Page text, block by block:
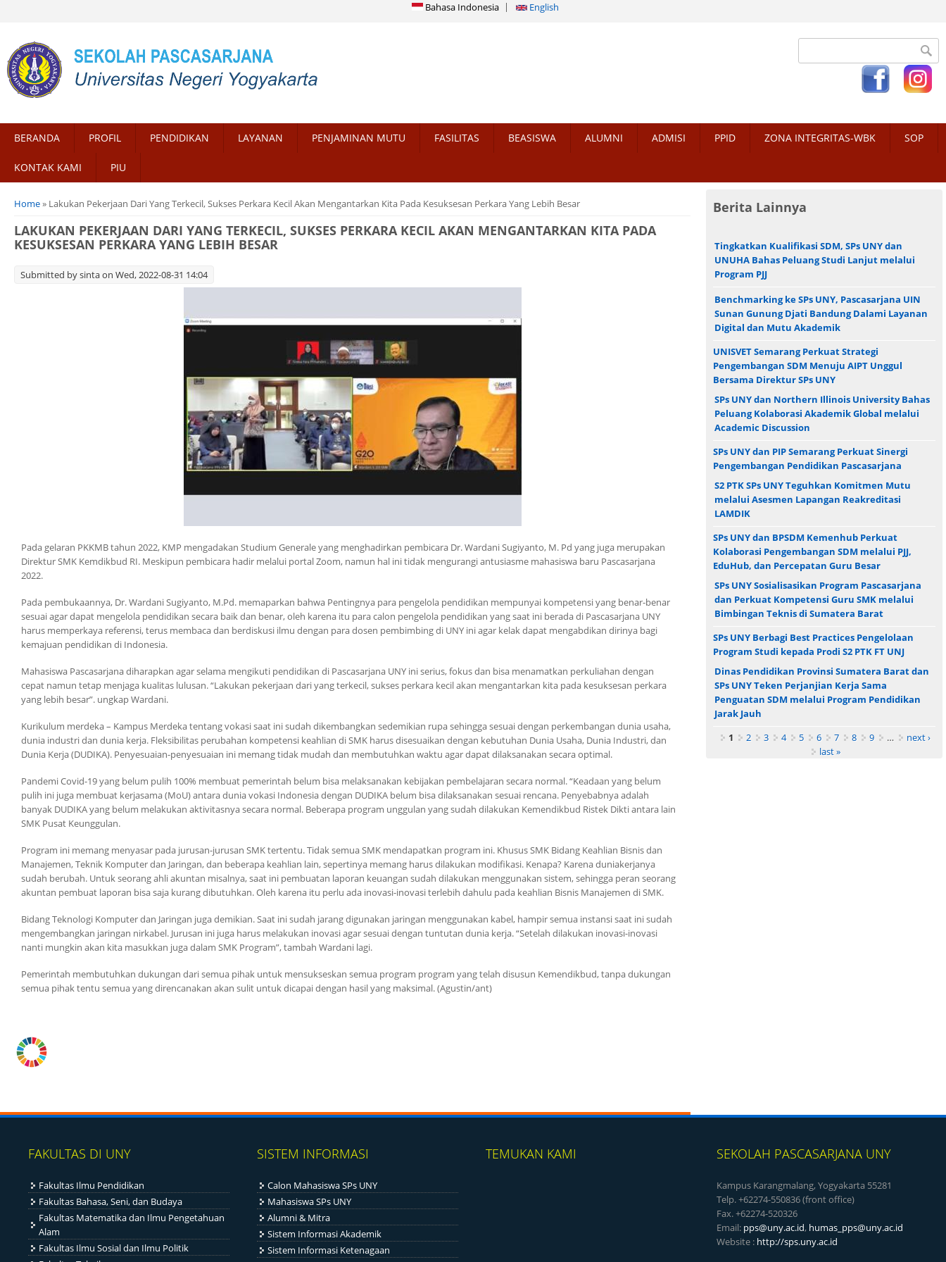
Bahasa Indonesia English
Search form
BERANDA PROFIL PENDIDIKAN LAYANAN PENJAMINAN MUTU FASILITAS BEASISWA ALUMNI ADMISI PPID ZONA INTEGRITAS-WBK SOP
KONTAK KAMI PIU
You are here
Home» Lakukan Pekerjaan Dari Yang Terkecil, Sukses Perkara Kecil Akan Mengantarkan Kita Pada Kesuksesan Perkara Yang Lebih Besar
LAKUKAN PEKERJAAN DARI YANG TERKECIL, SUKSES PERKARA KECIL AKAN MENGANTARKAN KITA PADA
KESUKSESAN PERKARA YANG LEBIH BESAR
Submitted bysintaon Wed, 2022-08-31 14:04
Pada gelaran PKKMB tahun 2022, KMP mengadakan Studium Generale yang menghadirkan pembicara Dr. Wardani Sugiyanto, M. Pd yang juga merupakan
Direktur SMK Kemdikbud RI. Meskipun pembicara hadir melalui portal Zoom, namun hal ini tidak mengurangi antusiasme mahasiswa baru Pascasarjana
2022.
Pada pembukaannya, Dr. Wardani Sugiyanto, M.Pd. memaparkan bahwa Pentingnya para pengelola pendidikan mempunyai kompetensi yang benar-benar
sesuai agar dapat mengelola pendidikan secara baik dan benar, oleh karena itu para calon pengelola pendidikan yang saat ini berada di Pascasarjana UNY
harus memperkaya referensi, terus membaca dan berdiskusi ilmu dengan para dosen pembimbing di UNY ini agar kelak dapat mengabdikan dirinya bagi
kemajuan pendidikan di Indonesia.
Mahasiswa Pascasarjana diharapkan agar selama mengikuti pendidikan di Pascasarjana UNY ini serius, fokus dan bisa menamatkan perkuliahan dengan
cepat namun tetap menjaga kualitas lulusan. “Lakukan pekerjaan dari yang terkecil, sukses perkara kecil akan mengantarkan kita pada kesuksesan perkara
yang lebih besar”. ungkap Wardani.
Kurikulum merdeka – Kampus Merdeka tentang vokasi saat ini sudah dikembangkan sedemikian rupa sehingga sesuai dengan perkembangan dunia usaha,
dunia industri dan dunia kerja. Fleksibilitas perubahan kompetensi keahlian di SMK harus disesuaikan dengan kebutuhan Dunia Usaha, Dunia Industri, dan
Dunia Kerja (DUDIKA). Penyesuaian-penyesuaian ini memang tidak mudah dan membutuhkan waktu agar dapat dilaksanakan secara optimal.
Pandemi Covid-19 yang belum pulih 100% membuat pemerintah belum bisa melaksanakan kebijakan pembelajaran secara normal. “Keadaan yang belum
pulih ini juga membuat kerjasama (MoU) antara dunia vokasi Indonesia dengan DUDIKA belum bisa dilaksanakan sesuai rencana. Penyebabnya adalah
banyak DUDIKA yang belum melakukan aktivitasnya secara normal. Beberapa program unggulan yang sudah dilakukan Kemendikbud Ristek Dikti antara lain
SMK Pusat Keunggulan.
Program ini memang menyasar pada jurusan-jurusan SMK tertentu. Tidak semua SMK mendapatkan program ini. Khusus SMK Bidang Keahlian Bisnis dan
Manajemen, Teknik Komputer dan Jaringan, dan beberapa keahlian lain, sepertinya memang harus dilakukan modifikasi. Kenapa? Karena duniakerjanya
sudah berubah. Untuk seorang ahli akuntan misalnya, saat ini pembuatan laporan keuangan sudah dilakukan menggunakan sistem, sehingga peran seorang
akuntan pembuat laporan bisa saja kurang dibutuhkan. Oleh karena itu perlu ada inovasi-inovasi terlebih dahulu pada keahlian Bisnis Manajemen di SMK.
Bidang Teknologi Komputer dan Jaringan juga demikian. Saat ini sudah jarang digunakan jaringan menggunakan kabel, hampir semua instansi saat ini sudah
mengembangkan jaringan nirkabel. Jurusan ini juga harus melakukan inovasi agar sesuai dengan tuntutan dunia kerja. “Setelah dilakukan inovasi-inovasi
nanti mungkin akan kita masukkan juga dalam SMK Program”, tambah Wardani lagi.
Pemerintah membutuhkan dukungan dari semua pihak untuk mensukseskan semua program program yang telah disusun Kemendikbud, tanpa dukungan
semua pihak tentu semua yang direncanakan akan sulit untuk dicapai dengan hasil yang maksimal. (Agustin/ant)
Berita Lainnya
Tingkatkan Kualifikasi SDM, SPs UNY dan
UNUHA Bahas Peluang Studi Lanjut melalui
Program PJJ
Benchmarking ke SPs UNY, Pascasarjana UIN
Sunan Gunung Djati Bandung Dalami Layanan
Digital dan Mutu Akademik
UNISVET Semarang Perkuat Strategi
Pengembangan SDM Menuju AIPT Unggul
Bersama Direktur SPs UNY
SPs UNY dan Northern Illinois University Bahas
Peluang Kolaborasi Akademik Global melalui
Academic Discussion
SPs UNY dan PIP Semarang Perkuat Sinergi
Pengembangan Pendidikan Pascasarjana
S2 PTK SPs UNY Teguhkan Komitmen Mutu
melalui Asesmen Lapangan Reakreditasi
LAMDIK
SPs UNY dan BPSDM Kemenhub Perkuat
Kolaborasi Pengembangan SDM melalui PJJ,
EduHub, dan Percepatan Guru Besar
SPs UNY Sosialisasikan Program Pascasarjana
dan Perkuat Kompetensi Guru SMK melalui
Bimbingan Teknis di Sumatera Barat
SPs UNY Berbagi Best Practices Pengelolaan
Program Studi kepada Prodi S2 PTK FT UNJ
Dinas Pendidikan Provinsi Sumatera Barat dan
SPs UNY Teken Perjanjian Kerja Sama
Penguatan SDM melalui Program Pendidikan
Jarak Jauh
Pages
1 2 3 4 5 6 7 8 9 …
next ›
last »
FAKULTAS DI UNY
Fakultas Ilmu Pendidikan
Fakultas Bahasa, Seni, dan Budaya
Fakultas Matematika dan Ilmu Pengetahuan
Alam
Fakultas Ilmu Sosial dan Ilmu Politik
SISTEM INFORMASI
Calon Mahasiswa SPs UNY
Mahasiswa SPs UNY
Alumni & Mitra
Sistem Informasi Akademik
Sistem Informasi Ketenagaan
TEMUKAN KAMI SEKOLAH PASCASARJANA UNY
Kampus Karangmalang, Yogyakarta 55281
Telp. +62274-550836 (front office)
Fax. +62274-520326
Email: pps@uny.ac.id, humas_pps@uny.ac.id
Website : http://sps.uny.ac.id